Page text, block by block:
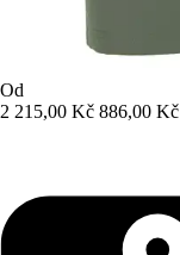
Od
2 215,00 Kč 886,00 Kč